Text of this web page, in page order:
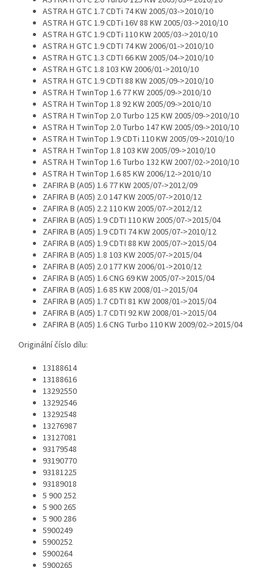
ASTRA H GTC 1.7 CDTi 74 KW 2005/03->2010/10
ASTRA H GTC 1.9 CDTi 16V 88 KW 2005/03->2010/10
ASTRA H GTC 1.9 CDTi 110 KW 2005/03->2010/10
ASTRA H GTC 1.9 CDTI 74 KW 2006/01->2010/10
ASTRA H GTC 1.3 CDTI 66 KW 2005/04->2010/10
ASTRA H GTC 1.8 103 KW 2006/01->2010/10
ASTRA H GTC 1.9 CDTI 88 KW 2005/09->2010/10
ASTRA H TwinTop 1.6 77 KW 2005/09->2010/10
ASTRA H TwinTop 1.8 92 KW 2005/09->2010/10
ASTRA H TwinTop 2.0 Turbo 125 KW 2005/09->2010/10
ASTRA H TwinTop 2.0 Turbo 147 KW 2005/09->2010/10
ASTRA H TwinTop 1.9 CDTi 110 KW 2005/09->2010/10
ASTRA H TwinTop 1.8 103 KW 2005/09->2010/10
ASTRA H TwinTop 1.6 Turbo 132 KW 2007/02->2010/10
ASTRA H TwinTop 1.6 85 KW 2006/12->2010/10
ZAFIRA B (A05) 1.6 77 KW 2005/07->2012/09
ZAFIRA B (A05) 2.0 147 KW 2005/07->2010/12
ZAFIRA B (A05) 2.2 110 KW 2005/07->2012/12
ZAFIRA B (A05) 1.9 CDTI 110 KW 2005/07->2015/04
ZAFIRA B (A05) 1.9 CDTI 74 KW 2005/07->2010/12
ZAFIRA B (A05) 1.9 CDTI 88 KW 2005/07->2015/04
ZAFIRA B (A05) 1.8 103 KW 2005/07->2015/04
ZAFIRA B (A05) 2.0 177 KW 2006/01->2010/12
ZAFIRA B (A05) 1.6 CNG 69 KW 2005/07->2015/04
ZAFIRA B (A05) 1.6 85 KW 2008/01->2015/04
ZAFIRA B (A05) 1.7 CDTI 81 KW 2008/01->2015/04
ZAFIRA B (A05) 1.7 CDTI 92 KW 2008/01->2015/04
ZAFIRA B (A05) 1.6 CNG Turbo 110 KW 2009/02->2015/04
Originální číslo dílu:
13188614
13188616
13292550
13292546
13292548
13276987
13127081
93179548
93190770
93181225
93189018
5 900 252
5 900 265
5 900 286
5900249
5900252
5900264